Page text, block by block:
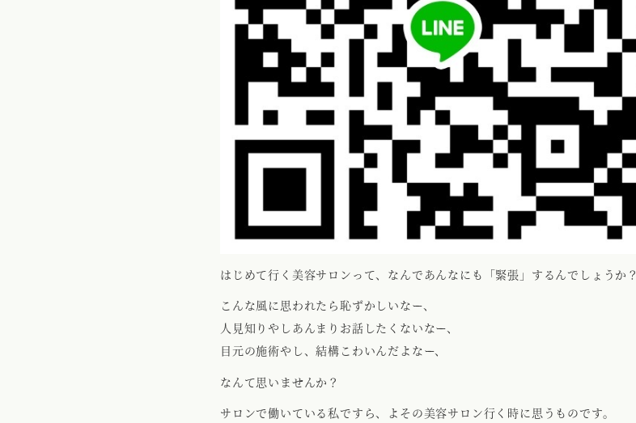
はじめて行く美容サロンって、なんであんなにも「緊張」するんでしょうか？
こんな風に思われたら恥ずかしいなー、
人見知りやしあんまりお話したくないなー、
目元の施術やし、結構こわいんだよなー、
なんて思いませんか？
サロンで働いている私ですら、よその美容サロン行く時に思うものです。